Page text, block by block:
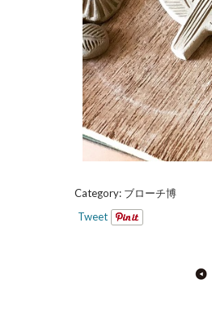
Category: ブローチ博
Tweet